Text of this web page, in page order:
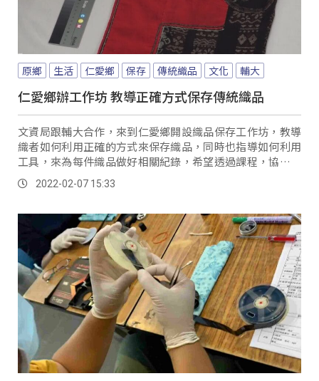
原鄉 生活 仁愛鄉 保存 傳統織品 文化 輔大
仁愛鄉辦工作坊 教導正確方式保存傳統織品
文資局跟輔大合作，來到仁愛鄉開設織品保存工作坊，教導
織者如何利用正確的方式來保存織品，同時也指導如何利用
工具，來為每件織品做好相關紀錄，希望透過課程，協助每
位織者都能讓織品，獲得良好的保存。
2022-02-07 15:33